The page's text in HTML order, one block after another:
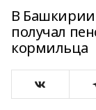
В Башкирии
получал
кормильца